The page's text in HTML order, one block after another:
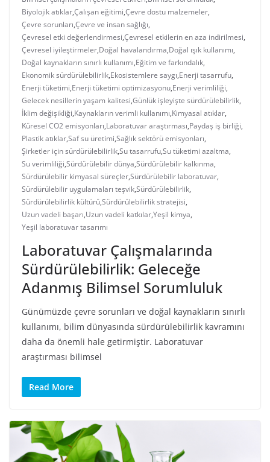
Biyolojik atıklar,Çalışan eğitimi,Çevre dostu malzemeler,
Çevre sorunları,Çevre ve insan sağlığı,
Çevresel etki değerlendirmesi,Çevresel etkilerin en aza indirilmesi,
Çevresel iyileştirmeler,Doğal havalandırma,Doğal ışık kullanımı,
Doğal kaynakların sınırlı kullanımı,Eğitim ve farkındalık,
Ekonomik sürdürülebilirlik,Ekosistemlere saygı,Enerji tasarrufu,
Enerji tüketimi,Enerji tüketimi optimizasyonu,Enerji verimliliği,
Gelecek nesillerin yaşam kalitesi,Günlük işleyişte sürdürülebilirlik,
İklim değişikliği,Kaynakların verimli kullanımı,Kimyasal atıklar,
Küresel CO2 emisyonları,Laboratuvar araştırması,Paydaş iş birliği,
Plastik atıklar,Saf su üretimi,Sağlık sektörü emisyonları,
Şirketler için sürdürülebilirlik,Su tasarrufu,Su tüketimi azaltma,
Su verimliliği,Sürdürülebilir dünya,Sürdürülebilir kalkınma,
Sürdürülebilir kimyasal süreçler,Sürdürülebilir laboratuvar,
Sürdürülebilir uygulamaları teşvik,Sürdürülebilirlik,
Sürdürülebilirlik kültürü,Sürdürülebilirlik stratejisi,
Uzun vadeli başarı,Uzun vadeli katkılar,Yeşil kimya,
Yeşil laboratuvar tasarımı
Laboratuvar Çalışmalarında
Sürdürülebilirlik: Geleceğe
Adanmış Bilimsel Sorumluluk
Günümüzde çevre sorunları ve doğal kaynakların sınırlı
kullanımı, bilim dünyasında sürdürülebilirlik kavramını
daha da önemli hale getirmiştir. Laboratuvar
araştırması bilimsel
Read More